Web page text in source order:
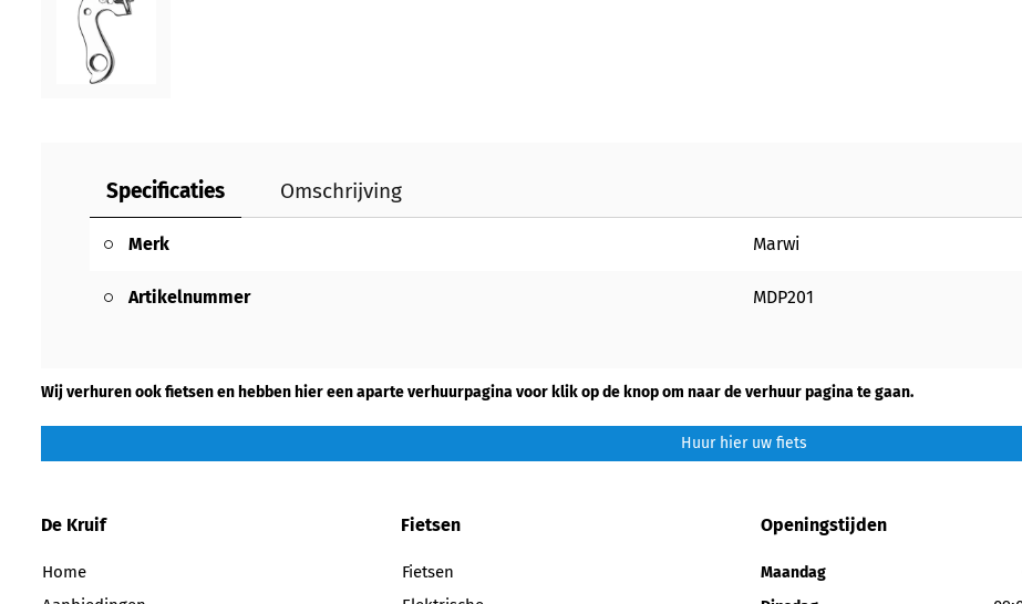
Specificaties Omschrijving
Merk Marwi
Artikelnummer MDP201
Wij verhuren ook fietsen en hebben hier een aparte verhuurpagina voor klik op de knop om naar de verhuur pagina te gaan.
Huur hier uw fiets
De Kruif
Home
Fietsen
Fietsen
Openingstijden
Maandag